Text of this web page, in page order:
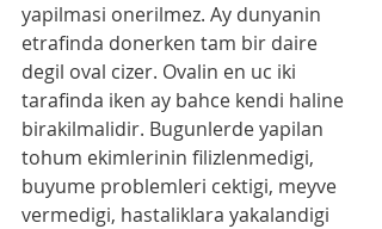
yapilmasi onerilmez. Ay dunyanin
etrafinda donerken tam bir daire
degil oval cizer. Ovalin en uc iki
tarafinda iken ay bahce kendi haline
birakilmalidir. Bugunlerde yapilan
tohum ekimlerinin filizlenmedigi,
buyume problemleri cektigi, meyve
vermedigi, hastaliklara yakalandigi